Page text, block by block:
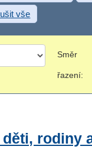
vše
Směr
řazení:
rodiny